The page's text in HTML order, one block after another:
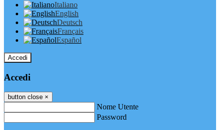
Italiano
English
Deutsch
Français
Español
Accedi
Accedi
button close ×
Nome Utente
Password